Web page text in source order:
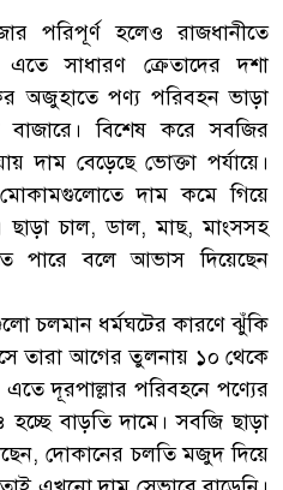
পরিপূর্ণ হলেও রাজধানীতে
সাধারণ ক্রেতাদের দশা
অজুহাতে পণ্য পরিবহন ভাড়া
বাজারে। বিশেষ করে সবজির
দাম বেড়েছে ভোক্তা পর্যায়ে।
দাম কমে গিয়ে
চাল, ডাল, মাছ, মাংসসহ
পারে বলে আভাস দিয়েছেন
চলমান ধর্মঘটের কারণে ঝুঁকি
তারা আগের তুলনায় ১০ থেকে
দূরপাল্লার পরিবহনে পণ্যের
হচ্ছে বাড়তি দামে। সবজি ছাড়া
দোকানের চলতি মজুদ দিয়ে